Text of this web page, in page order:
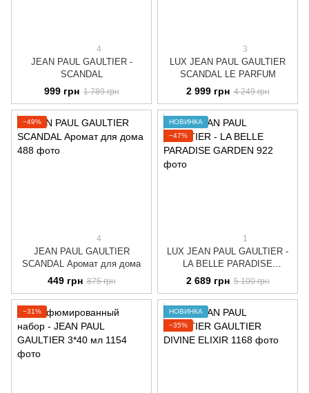
4
JEAN PAUL GAULTIER -
SCANDAL
999 грн 1 789 грн
3
LUX JEAN PAUL GAULTIER
SCANDAL LE PARFUM
2 999 грн 4 249 грн
−49%
4
JEAN PAUL GAULTIER
SCANDAL Аромат для дома
449 грн 875 грн
НОВИНКА
−47%
1
LUX JEAN PAUL GAULTIER -
LA BELLE PARADISE
GARDEN
2 689 грн 5 100 грн
−31%
НОВИНКА
−35%